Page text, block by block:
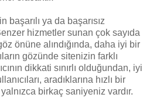
başarılı ya da başarısız
hizmetler sunan çok sayıda
önüne alındığında, daha iyi bir
gözünde sitenizin farklı
dikkati sınırlı olduğundan, iyi
aradıklarına hızlı bir
birkaç saniyeniz vardır.